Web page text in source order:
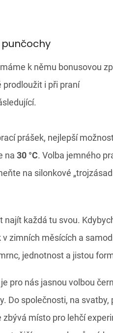
k němu bonusovou
i při praní
prášek, nejlepší
na 30 °C. Volba jemného
na silonkové
najít každá tu svou.
zimních měsících a
jednotnost a jistou
pro nás jasnou volbou
Do společnosti, na
zbývá místo pro lehčí